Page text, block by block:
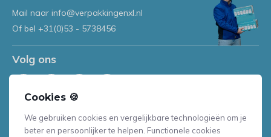
Cookies 🍪
We gebruiken cookies en vergelijkbare technologieën om je
beter en persoonlijker te helpen. Functionele cookies
Mail naar info@verpakkingenxl.nl
Of bel +31(0)53 - 5738456
Volg ons
Ontvang de nieuwste aanbiedingen en
promoties